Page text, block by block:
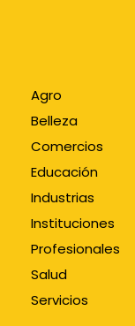
Agro
Belleza
Comercios
Educación
Industrias
Instituciones
Profesionales
Salud
Servicios